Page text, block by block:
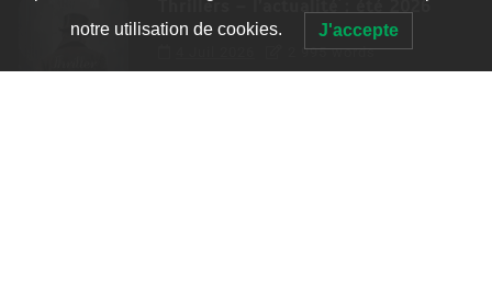
Thrillers – l’actualité : été 2026
2 995 words
notre utilisation de cookies. J'accepte